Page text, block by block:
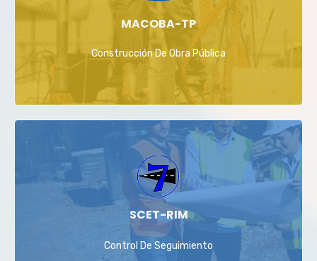
MACOBA-TP
Construcción De Obra Pública
SCET-RIM
Control De Seguimiento